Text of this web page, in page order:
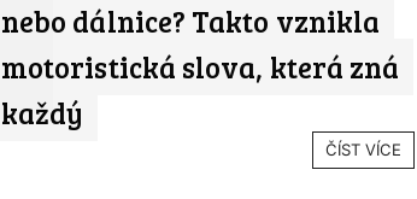
nebo dálnice? Takto vznikla
motoristická slova, která zná
každý
ČÍST VÍCE